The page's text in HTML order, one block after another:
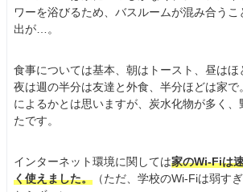
ワーを浴びるため、バスルームが混み合う
出が…。
食事については基本、朝はトースト、昼はほ
夜は週の半分は友達と外食、半分ほどは家で
によるかとは思いますが、炭水化物が多く、
たです。
インターネット環境に関しては家のWi-Fiは
く使えました。 （ただ、学校のWi-Fiは弱す